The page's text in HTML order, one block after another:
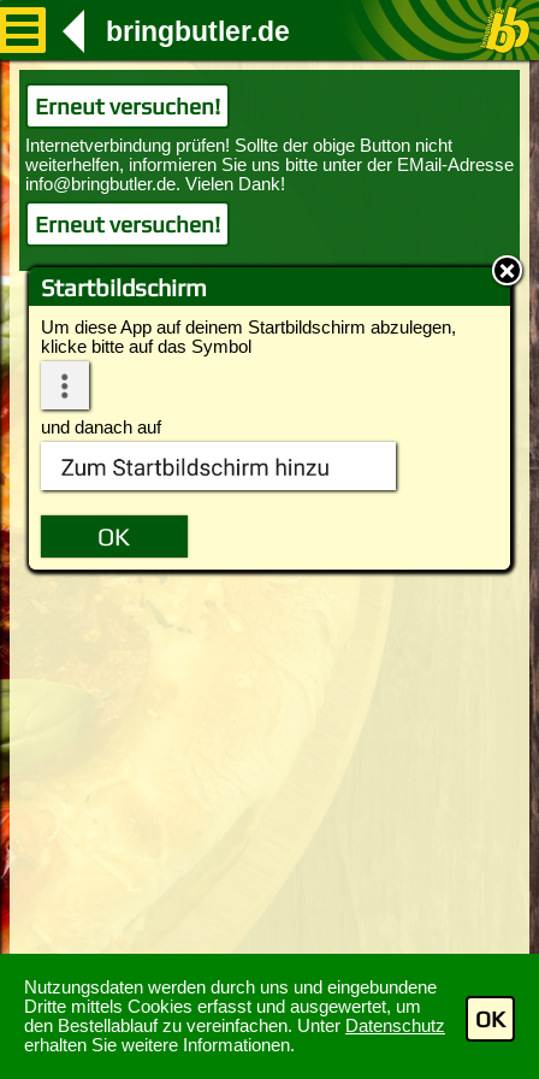
Nutzungsdaten werden durch uns und eingebundene
Dritte mittels Cookies erfasst und ausgewertet, um
den Bestellablauf zu vereinfachen. Unter Datenschutz
erhalten Sie weitere Informationen.
OK
Startbildschirm
Um diese App auf deinem Startbildschirm abzulegen,
klicke bitte auf das Symbol
und danach auf
bringbutler.de
Erneut versuchen!
Erneut versuchen!